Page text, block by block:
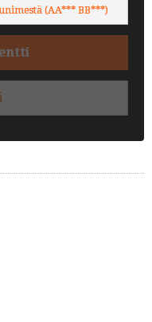
(AA*** BB***)